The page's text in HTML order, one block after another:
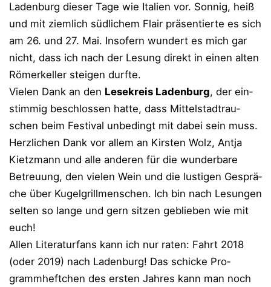
Laden­burg die­ser Tage wie Ita­li­en vor. Son­nig, heiß
und mit ziem­lich süd­li­chem Flair prä­sen­tier­te es sich
am 26. und 27. Mai. Inso­fern wun­dert es mich gar
nicht, dass ich nach der Lesung direkt in einen alten
Römer­kel­ler stei­gen durf­te.
Vie­len Dank an den Lese­kreis Laden­burg, der ein­
stim­mig beschlos­sen hat­te, dass Mit­tel­stadt­rau­
schen beim Fes­ti­val unbe­dingt mit dabei sein muss.
Herz­li­chen Dank vor allem an Kirs­ten Wolz, Ant­ja
Kietz­mann und alle ande­ren für die wun­der­ba­re
Betreu­ung, den vie­len Wein und die lus­ti­gen Gesprä­
che über Kugel­grill­men­schen. Ich bin nach Lesun­gen
sel­ten so lan­ge und gern sit­zen geblie­ben wie mit
euch!
Allen Lite­ra­tur­fans kann ich nur raten: Fahrt 2018
(oder 2019) nach Laden­burg! Das schi­cke Pro­
gramm­heft­chen des ers­ten Jah­res kann man noch